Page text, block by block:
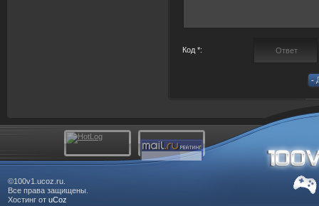
Код *:
©100v1.ucoz.ru.
Все права защищены.
Хостинг от uCoz